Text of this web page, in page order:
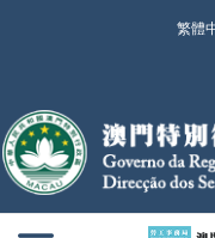
繁體